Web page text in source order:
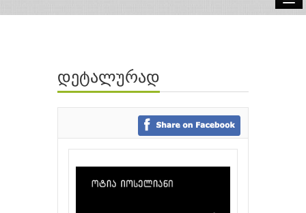
ავტორები
გამომცემლობები
დეტალურად